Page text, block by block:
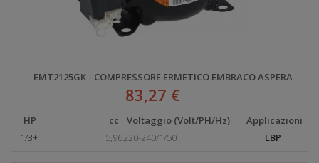
EMT2125GK - COMPRESSORE ERMETICO EMBRACO ASPERA
83,27 €
HP cc Voltaggio (Volt/PH/Hz)
Applicazioni
1/3+
5,96220-240/1/50 LBP